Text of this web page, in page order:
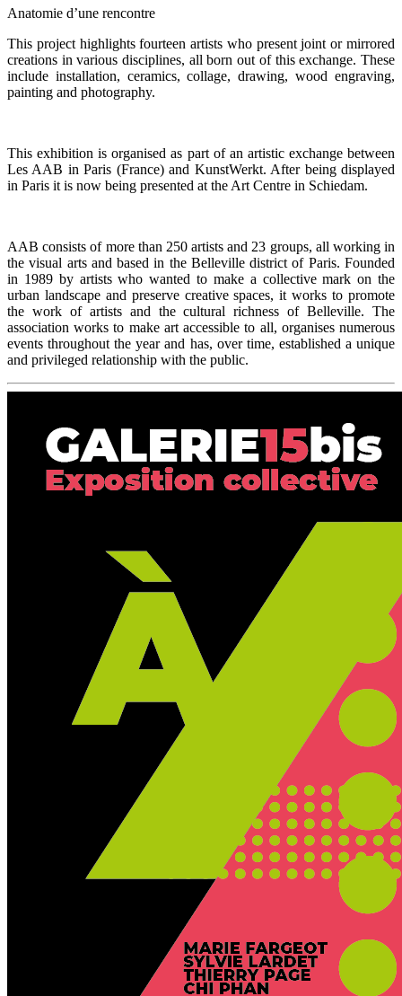
Anatomie d’une rencontre
This project highlights fourteen artists who present joint or mirrored
creations in various disciplines, all born out of this exchange. These
include installation, ceramics, collage, drawing, wood engraving,
painting and photography.
This exhibition is organised as part of an artistic exchange between
Les AAB in Paris (France) and KunstWerkt. After being displayed
in Paris it is now being presented at the Art Centre in Schiedam.
AAB consists of more than 250 artists and 23 groups, all working in
the visual arts and based in the Belleville district of Paris. Founded
in 1989 by artists who wanted to make a collective mark on the
urban landscape and preserve creative spaces, it works to promote
the work of artists and the cultural richness of Belleville. The
association works to make art accessible to all, organises numerous
events throughout the year and has, over time, established a unique
and privileged relationship with the public.